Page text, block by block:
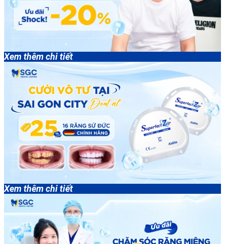
Xem thêm chi tiết
Xem thêm chi tiết